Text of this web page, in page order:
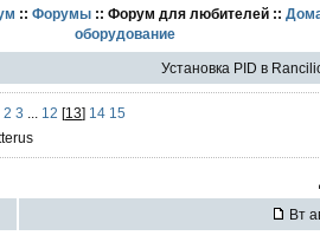
::Форумы :: Форум для любителей ::
оборудование
Установка PID в
2 3 12 [13] 14 15
Вт